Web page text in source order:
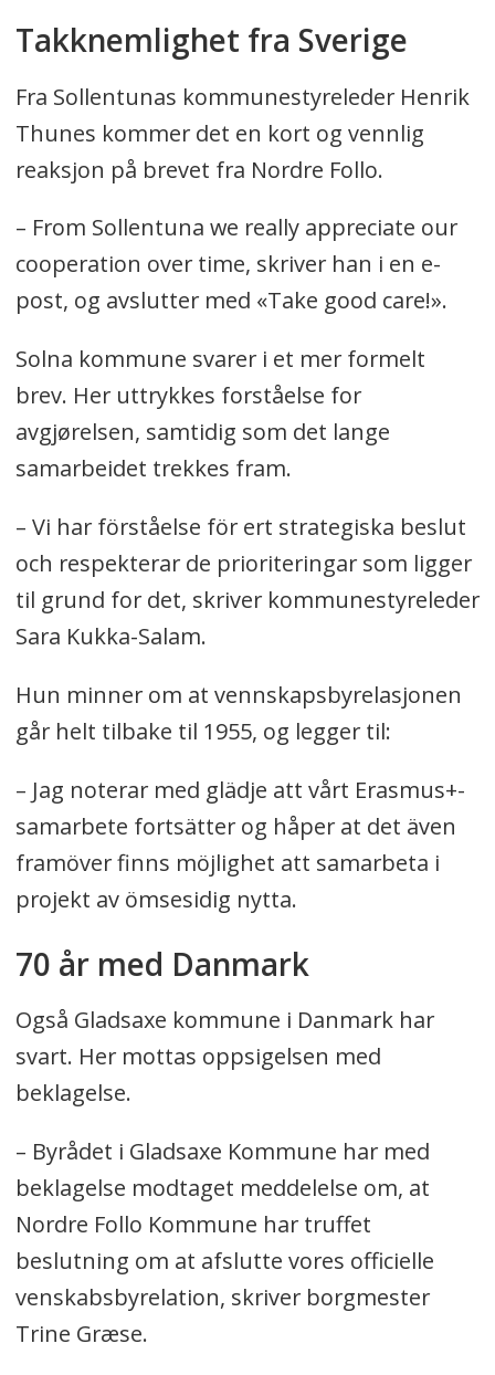
Takknemlighet fra Sverige
Fra Sollentunas kommunestyreleder Henrik
Thunes kommer det en kort og vennlig
reaksjon på brevet fra Nordre Follo.
– From Sollentuna we really appreciate our
cooperation over time, skriver han i en e-
post, og avslutter med «Take good care!».
Solna kommune svarer i et mer formelt
brev. Her uttrykkes forståelse for
avgjørelsen, samtidig som det lange
samarbeidet trekkes fram.
– Vi har förståelse för ert strategiska beslut
och respekterar de prioriteringar som ligger
til grund for det, skriver kommunestyreleder
Sara Kukka-Salam.
Hun minner om at vennskapsbyrelasjonen
går helt tilbake til 1955, og legger til:
– Jag noterar med glädje att vårt Erasmus+-
samarbete fortsätter og håper at det även
framöver finns möjlighet att samarbeta i
projekt av ömsesidig nytta.
70 år med Danmark
Også Gladsaxe kommune i Danmark har
svart. Her mottas oppsigelsen med
beklagelse.
– Byrådet i Gladsaxe Kommune har med
beklagelse modtaget meddelelse om, at
Nordre Follo Kommune har truffet
beslutning om at afslutte vores officielle
venskabsbyrelation, skriver borgmester
Trine Græse.